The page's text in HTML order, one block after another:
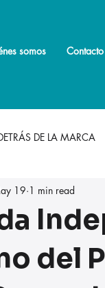
somos Más
somos Contacto
DE LA MARCA
del
19 1 min read